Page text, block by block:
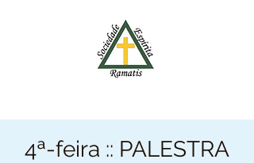
4ª-feira :: PALESTRA